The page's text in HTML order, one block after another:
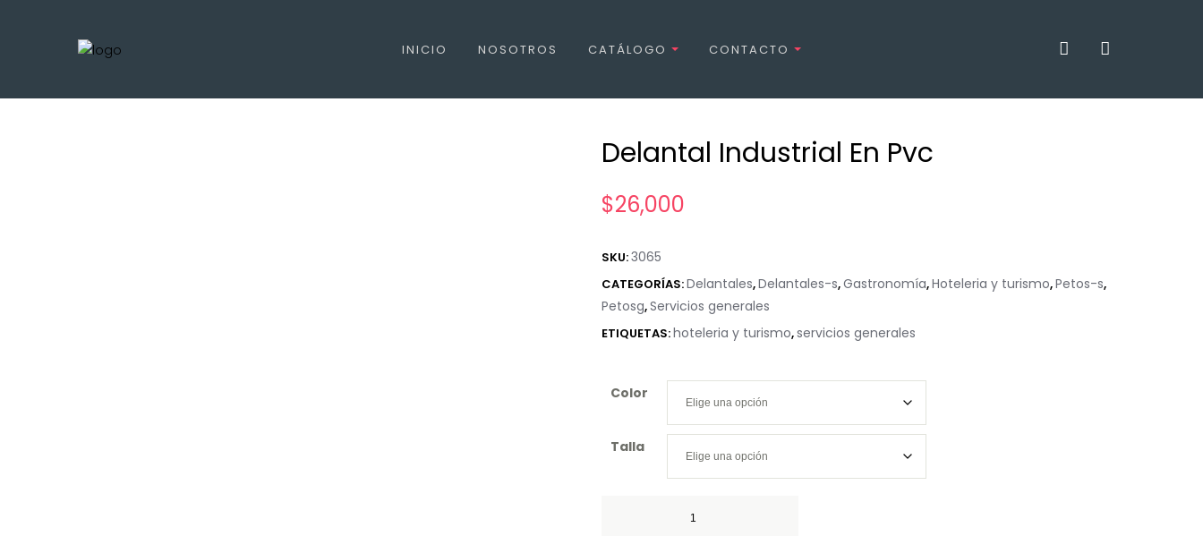
INICIO NOSOTROS CATÁLOGO CONTACTO
Delantal Industrial En Pvc
$26,000
SKU:3065
CATEGORÍAS:Delantales,Delantales-s,Gastronomía,Hoteleria y turismo,Petos-s,
Petosg,Servicios generales
ETIQUETAS:hoteleria y turismo,servicios generales
Color
Talla